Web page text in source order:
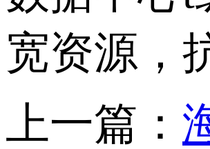
宽资源，
上一篇：